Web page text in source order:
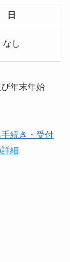
日
なし
年末年始
続き・受付
細